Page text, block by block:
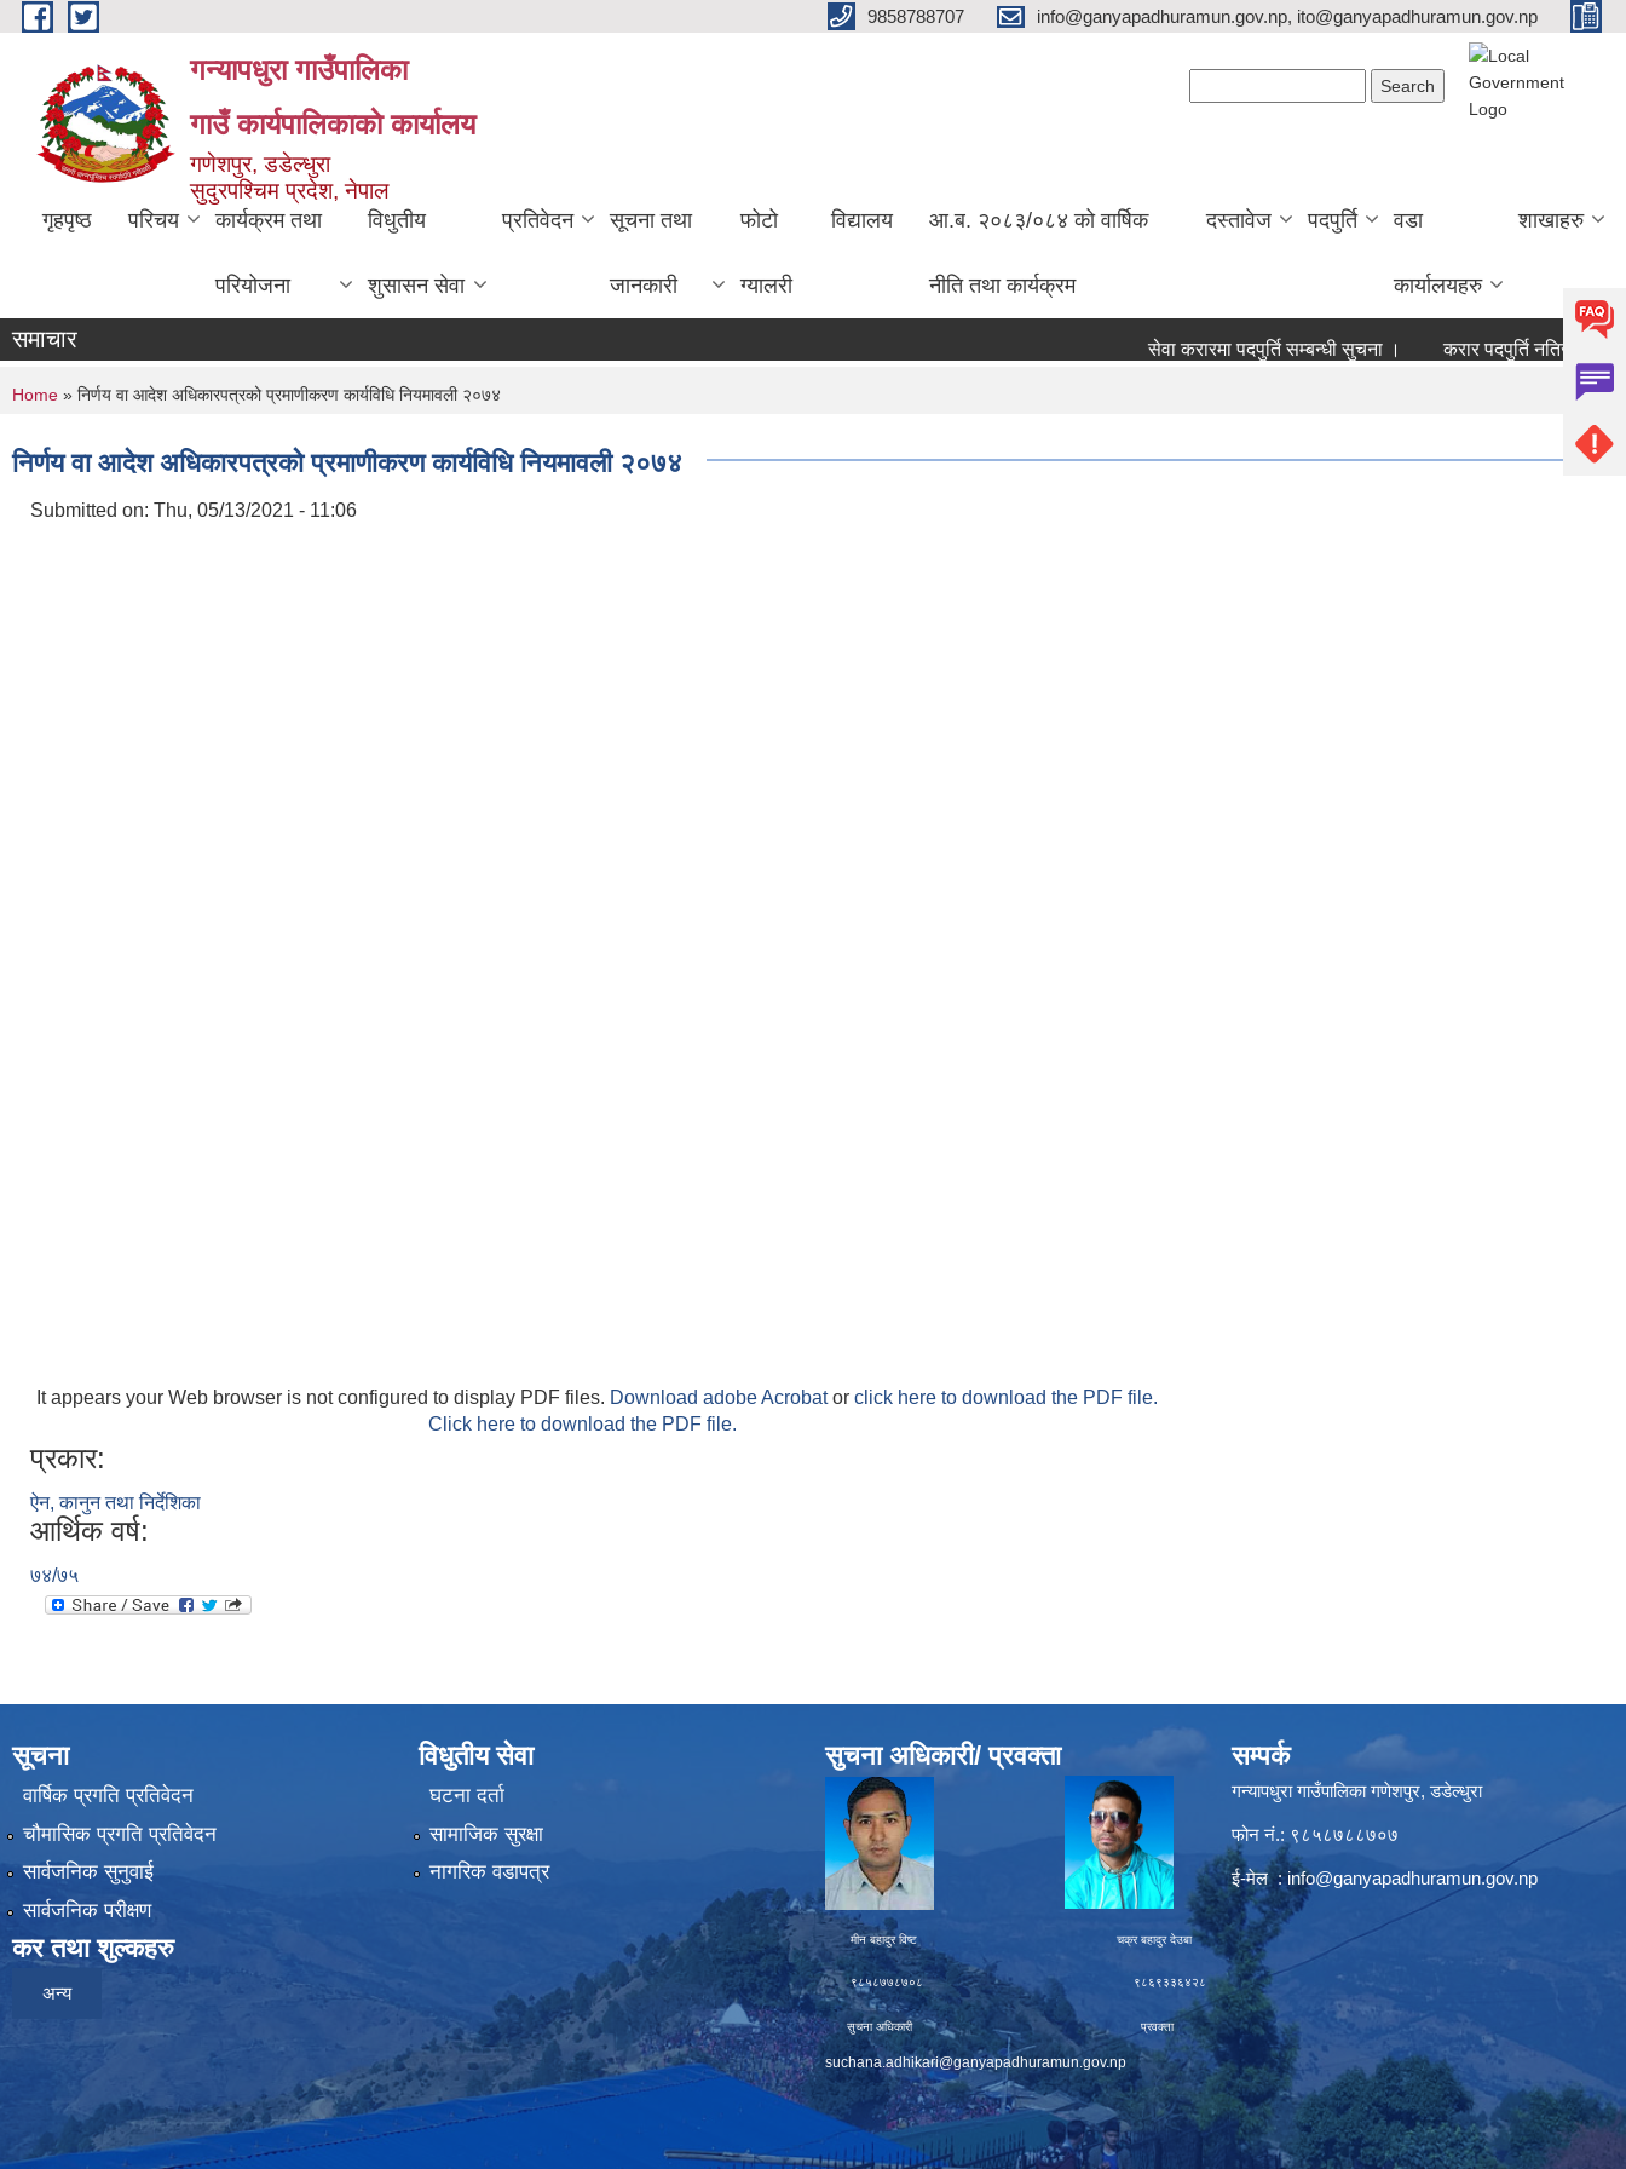
Skip to main content 9858788707 info@ganyapadhuramun.gov.np, ito@ganyapadhuramun.gov.np
गन्यापधुरा गाउँपालिका
गाउँ कार्यपालिकाकाे कार्यालय
गणेशपुर, डडेल्धुरा
सुदुरपश्चिम प्रदेश, नेपाल
गृहपृष्ठ परिचय कार्यक्रम तथा
परियोजना
विधुतीय
शुसासन सेवा
प्रतिवेदन सूचना तथा
जानकारी
फोटो
ग्यालरी
विद्यालय आ.ब. २०८३/०८४ को वार्षिक
नीति तथा कार्यक्रम
दस्तावेज पदपुर्ति वडा
कार्यालयहरु
शाखाहरु
समाचार सेवा करारमा पदपुर्ति सम्बन्धी सुचना । करार पदपुर्ति नतिजा
You are here
Home » निर्णय वा आदेश अधिकारपत्रको प्रमाणीकरण कार्यविधि नियमावली २०७४
निर्णय वा आदेश अधिकारपत्रको प्रमाणीकरण कार्यविधि नियमावली २०७४
Submitted on: Thu, 05/13/2021 - 11:06
It appears your Web browser is not configured to display PDF files. Download adobe Acrobator click here to download the PDF file.
Click here to download the PDF file.
प्रकार:
ऐन, कानुन तथा निर्देशिका
आर्थिक वर्ष:
७४/७५
सूचना
वार्षिक प्रगति प्रतिवेदन
चौमासिक प्रगति प्रतिवेदन
सार्वजनिक सुनुवाई
सार्वजनिक परीक्षण
कर तथा शुल्कहरु
अन्य
विधुतीय सेवा
घटना दर्ता
सामाजिक सुरक्षा
नागरिक वडापत्र
सुचना अधिकारी/ प्रवक्ता
मीन बहादुर विष्ट चक्र बहादुर देउबा
९८५८७७८७०८ ९८६९३३६४२८
सुचना अधिकारी प्रवक्ता
suchana.adhikari@ganyapadhuramun.gov.np
सम्पर्क
गन्यापधुरा गाउँपालिका गणेशपुर, डडेल्धुरा
फोन नं.: ९८५८७८८७०७
ई-मेल :info@ganyapadhuramun.gov.np